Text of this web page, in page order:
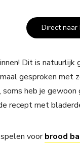
Direct naar
Dit is natuurlijk
gesproken
heb je gewoon
recept met
voorbrood